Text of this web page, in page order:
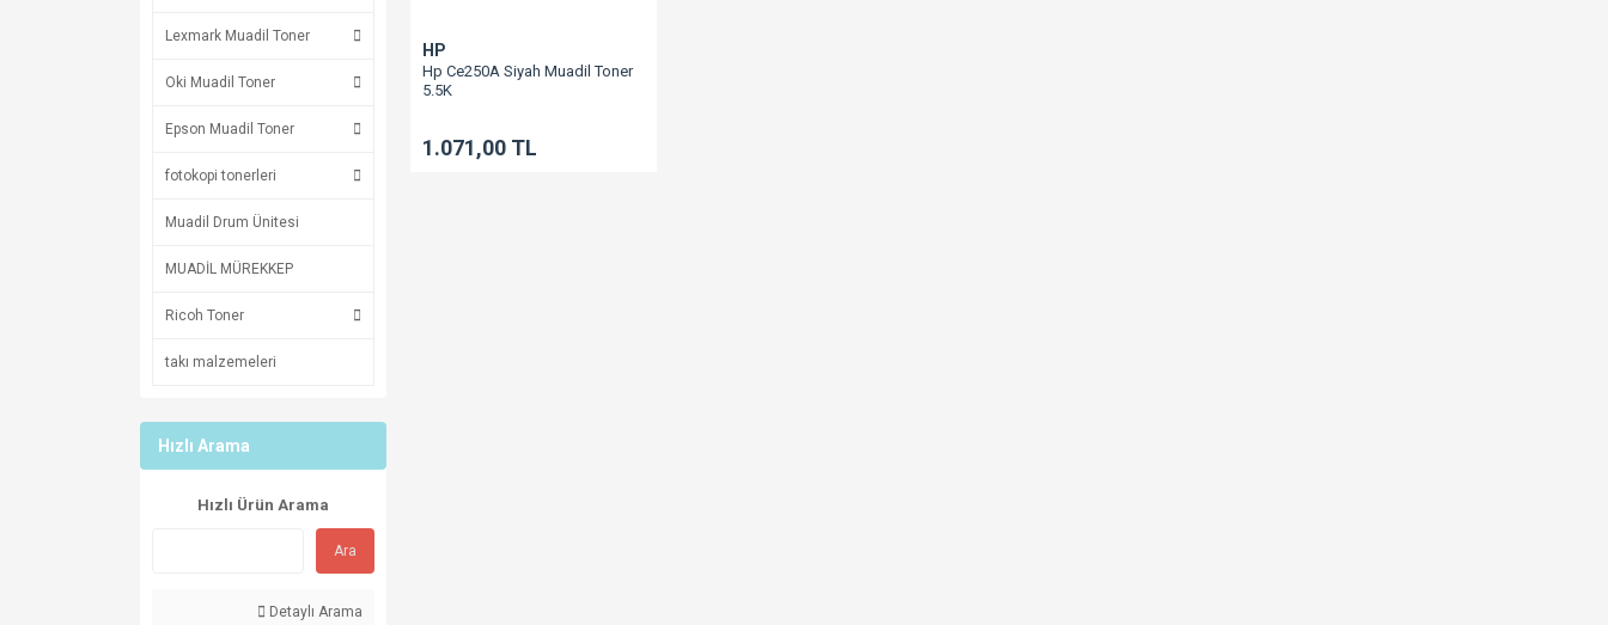
Lexmark Muadil Toner
Oki Muadil Toner
Epson Muadil Toner
fotokopi tonerleri
Muadil Drum Ünitesi
MUADİL MÜREKKEP
Ricoh Toner
takı malzemeleri
Hızlı Arama
Hızlı Ürün Arama
Ara
Detaylı Arama
HP
Hp Ce250A Siyah Muadil Toner
5.5K
1.071,00 TL